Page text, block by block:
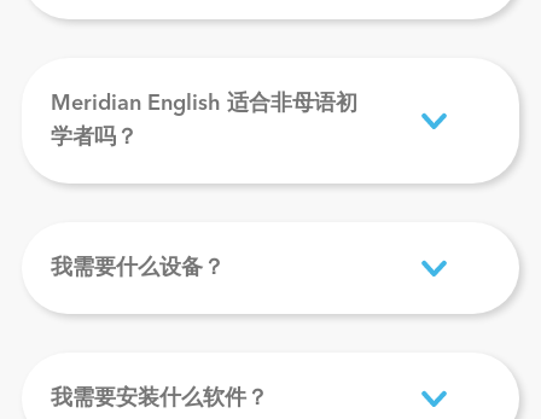
Meridian English 适合非母语初
学者吗？
我需要什么设备？
我需要安装什么软件？